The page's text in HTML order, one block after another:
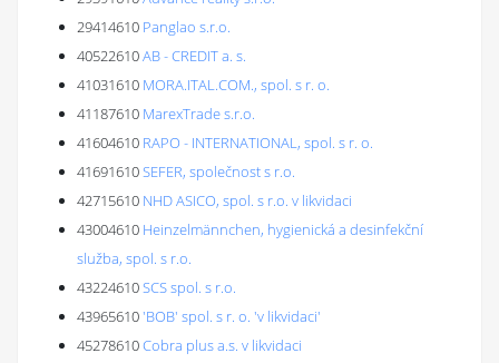
29414610 Panglao s.r.o.
40522610AB - CREDIT a. s.
41031610 MORA.ITAL.COM., spol. s r. o.
41187610 MarexTrade s.r.o.
41604610 RAPO - INTERNATIONAL, spol. s r. o.
41691610SEFER, společnost s r.o.
42715610 NHD ASICO, spol. s r.o. v likvidaci
43004610 Heinzelmännchen, hygienická a desinfekční
služba, spol. s r.o.
43224610SCS spol. s r.o.
43965610'BOB' spol. s r. o. 'v likvidaci'
45278610Cobra plus a.s. v likvidaci